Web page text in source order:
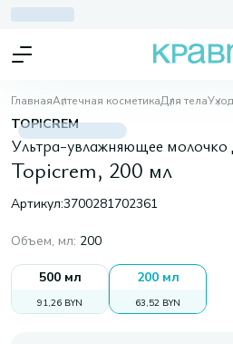
ГлавнаяАптечная косметикаДля тела
TOPICREM
Ультра-увлажняющее молочко
Topicrem, 200 мл
Артикул:3700281702361
Объем, мл: 200
500 мл
91,26 BYN
200 мл
63,52 BYN